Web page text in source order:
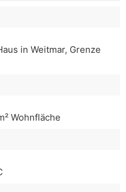
in Weitmar, Grenze
Wohnfläche